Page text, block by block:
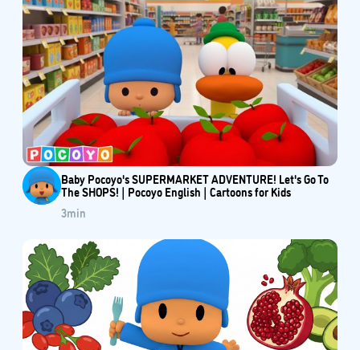
Baby Pocoyo's SUPERMARKET ADVENTURE! Let's Go To
The SHOPS! | Pocoyo English | Cartoons for Kids
3min